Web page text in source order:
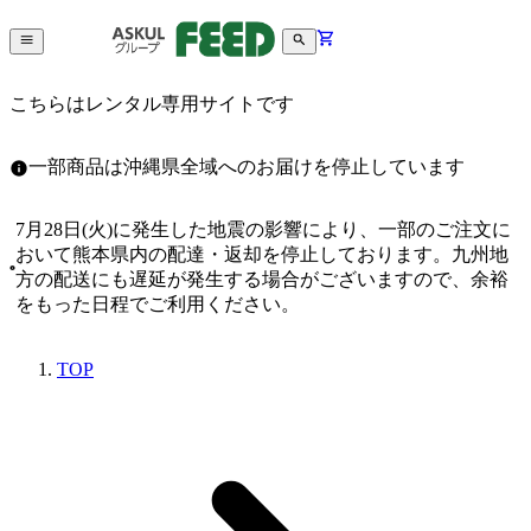
こちらはレンタル専用サイトです
一部商品は沖縄県全域へのお届けを停止しています
7月28日(火)に発生した地震の影響により、一部のご注文に
おいて熊本県内の配達・返却を停止しております。九州地
方の配送にも遅延が発生する場合がございますので、余裕
をもった日程でご利用ください。
TOP